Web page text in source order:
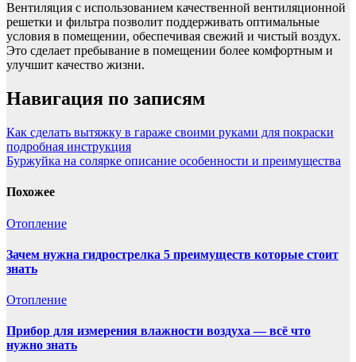
Вентиляция с использованием качественной вентиляционной
решетки и фильтра позволит поддерживать оптимальные
условия в помещении, обеспечивая свежий и чистый воздух.
Это сделает пребывание в помещении более комфортным и
улучшит качество жизни.
Навигация по записям
Как сделать вытяжку в гараже своими руками для покраски
подробная инструкция
Буржуйка на солярке описание особенности и преимущества
Похожее
Отопление
Зачем нужна гидрострелка 5 преимуществ которые стоит
знать
Отопление
Прибор для измерения влажности воздуха — всё что
нужно знать